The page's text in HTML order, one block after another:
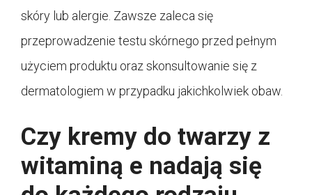
skóry lub alergie. Zawsze zaleca się
przeprowadzenie testu skórnego przed pełnym
użyciem produktu oraz skonsultowanie się z
dermatologiem w przypadku jakichkolwiek obaw.
Czy kremy do twarzy z
witaminą e nadają się